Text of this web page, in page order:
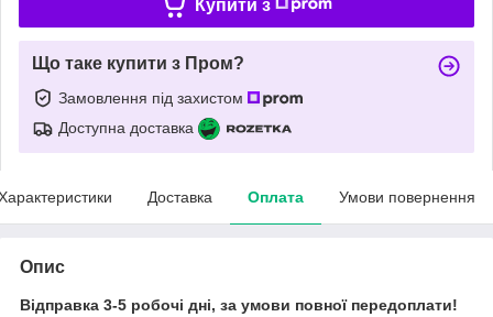
Купити з
Що таке купити з Пром?
Замовлення під захистом
Доступна доставка
Доставка Оплата Умови повернення
Опис
Відправка 3-5 робочі дні, за умови повної передоплати!